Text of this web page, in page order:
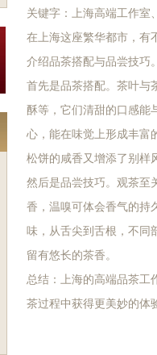
关键字：上海高端工作室
在上海这座繁华都市，有
介绍品茶搭配与品尝技巧
首先是品茶搭配。茶叶与
酥等，它们清甜的口感能
心，能在味觉上形成丰富
松饼的咸香又增添了别样
然后是品尝技巧。观茶至
香，温嗅可体会香气的持
味，从舌尖到舌根，不同
留有悠长的茶香。
总结：上海的高端品茶工
茶过程中获得更美妙的体